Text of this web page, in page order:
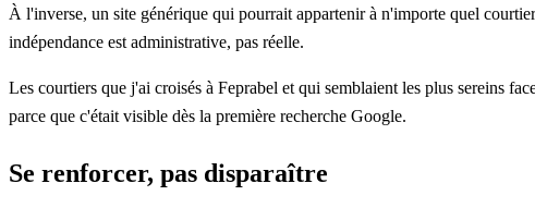
À l'inverse, un site générique qui pourrait appartenir à n'importe quel
indépendance est administrative, pas réelle.
Les courtiers que j'ai croisés à Feprabel et qui semblaient les plus sereins
parce que c'était visible dès la première recherche Google.
Se renforcer, pas disparaître